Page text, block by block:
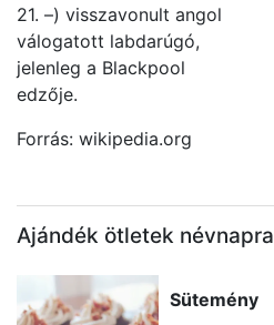
21. –) visszavonult angol
válogatott labdarúgó,
jelenleg a Blackpool
edzője.
Forrás: wikipedia.org
Ajándék ötletek névnapra
Sütemény